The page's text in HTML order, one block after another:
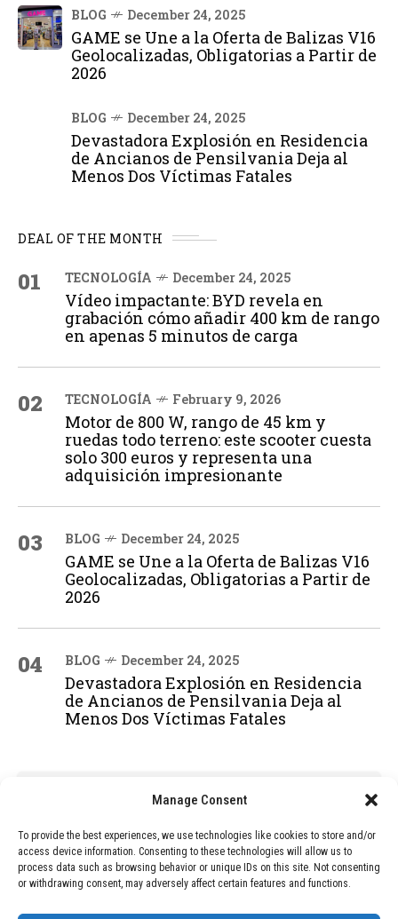
Manage Consent
To provide the best experiences, we use technologies like cookies to store and/or
access device information. Consenting to these technologies will allow us to
process data such as browsing behavior or unique IDs on this site. Not consenting
or withdrawing consent, may adversely affect certain features and functions.
BLOG December 24, 2025
GAME se Une a la Oferta de Balizas V16
Geolocalizadas, Obligatorias a Partir de
2026
BLOG December 24, 2025
Devastadora Explosión en Residencia
de Ancianos de Pensilvania Deja al
Menos Dos Víctimas Fatales
DEAL OF THE MONTH
01 TECNOLOGÍA December 24, 2025
Vídeo impactante: BYD revela en
grabación cómo añadir 400 km de rango
en apenas 5 minutos de carga
02 TECNOLOGÍA February 9, 2026
Motor de 800 W, rango de 45 km y
ruedas todo terreno: este scooter cuesta
solo 300 euros y representa una
adquisición impresionante
03 BLOG December 24, 2025
GAME se Une a la Oferta de Balizas V16
Geolocalizadas, Obligatorias a Partir de
2026
04 BLOG December 24, 2025
Devastadora Explosión en Residencia
de Ancianos de Pensilvania Deja al
Menos Dos Víctimas Fatales